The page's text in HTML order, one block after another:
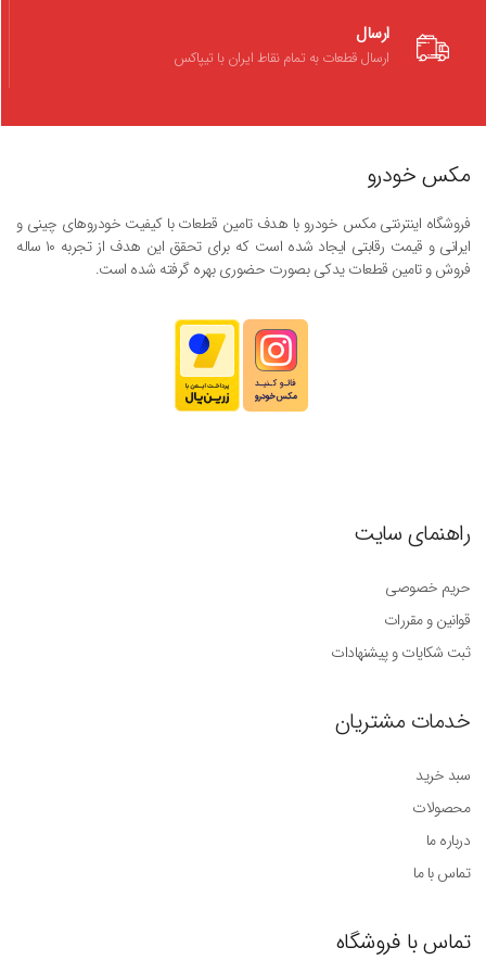
ارسال
ارسال قطعات به تمام نقاط ایران با تیپاکس
مکس خودرو
فروشگاه اینترنتی مکس خودرو با هدف تامین قطعات با کیفیت خودروهای چینی و
ایرانی و قیمت رقابتی ایجاد شده است که برای تحقق این هدف از تجربه ۱۰ ساله
فروش و تامین قطعات یدکی بصورت حضوری بهره گرفته شده است.
راهنمای سایت
حریم خصوصی
قوانین و مقررات
ثبت شکایات و پیشنهادات
خدمات مشتریان
سبد خرید
محصولات
درباره ما
تماس با ما
تماس با فروشگاه